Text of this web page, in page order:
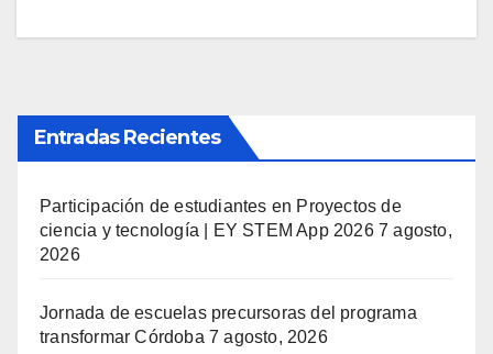
Entradas Recientes
Participación de estudiantes en Proyectos de
ciencia y tecnología | EY STEM App 2026 7 agosto,
2026
Jornada de escuelas precursoras del programa
transformar Córdoba 7 agosto, 2026